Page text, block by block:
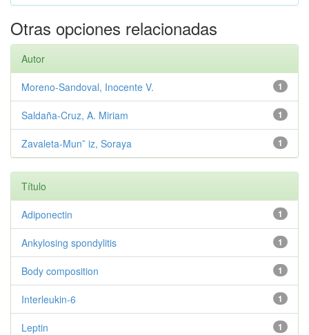
Otras opciones relacionadas
Autor
1
Moreno-Sandoval, Inocente V.
1
Saldaña-Cruz, A. Miriam
1
Zavaleta-Mun˜ iz, Soraya
Título
1
Adiponectin
1
Ankylosing spondylitis
1
Body composition
1
Interleukin-6
1
Leptin